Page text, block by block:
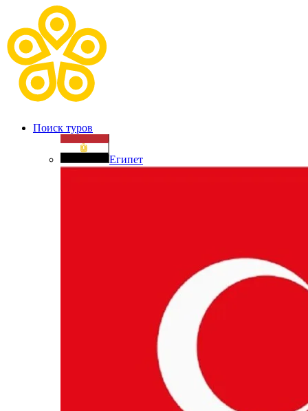
Поиск туров
Египет